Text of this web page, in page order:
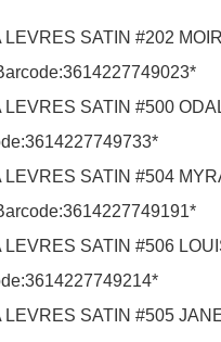
LEVRES SATIN #202
LEVRES SATIN #500
LEVRES SATIN #504
LEVRES SATIN #506
LEVRES SATIN #505